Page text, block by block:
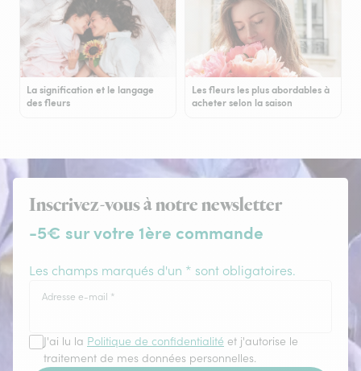
La signification et le langage
des fleurs
Les fleurs les plus abordables à
acheter selon la saison
Inscrivez-vous à notre newsletter
-5€ sur votre 1ère commande
Les champs marqués d'un * sont obligatoires.
Adresse e-mail *
J'ai lu la Politique de confidentialité et j'autorise le
traitement de mes données personnelles.